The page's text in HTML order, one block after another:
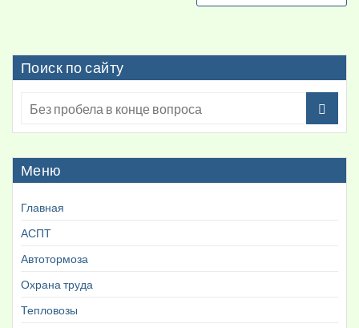
Поиск по сайту
Меню
Главная
АСПТ
Автотормоза
Охрана труда
Тепловозы